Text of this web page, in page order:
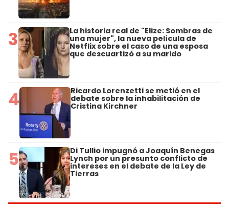
3 La historia real de "Elize: Sombras de
una mujer", la nueva película de
Netflix sobre el caso de una esposa
que descuartizó a su marido
4 Ricardo Lorenzetti se metió en el
debate sobre la inhabilitación de
Cristina Kirchner
5 Di Tullio impugnó a Joaquín Benegas
Lynch por un presunto conflicto de
intereses en el debate de la Ley de
Tierras